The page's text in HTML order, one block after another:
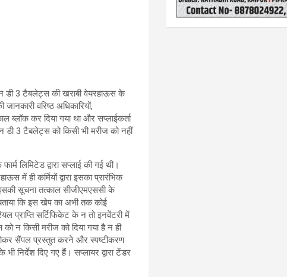
डी 3 टैबलेट्स की खराबी वेयरहाऊस के
वरिष्ठ अधिकारियों,
कर दिया गया था और सप्लाईकर्ता
डी 3 टैबलेट्स को किसी भी मरीज को नहीं
लिमिटेड द्वारा सप्लाई की गई थी।
में ही कर्मियों द्वारा इसका प्रारंभिक
इसकी सूचना तत्काल सीजीएमएससी के
कि इस खेप का अभी तक कोई
प्राप्ति सर्टिफिकेट के न तो इनवेंटरी में
न किसी मरीज को दिया गया है न ही
होकर सैंपल प्रस्तुत करने और स्पष्टीकरण
निर्देश दिए गए हैं। सप्लायर द्वारा टेंडर